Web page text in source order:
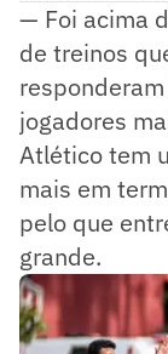
— Foi acima
de treinos
jogadores
Atlético tem
mais em
pelo que
grande.